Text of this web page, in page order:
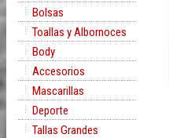
Bolsas
Toallas y Albornoces
Body
Accesorios
Mascarillas
Deporte
Tallas Grandes